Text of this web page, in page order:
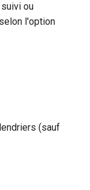
ou
l'option
(sauf